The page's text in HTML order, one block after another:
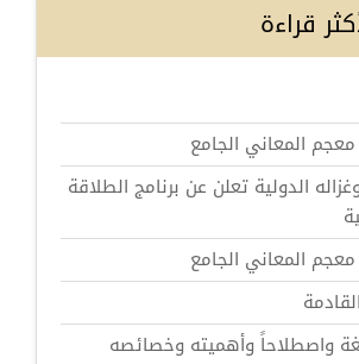
قراءة
المعاني الجامع
الدولية تعلن عن برنامج الطلاقة
المعاني الجامع
واصطلاحاً وأهميته وخصائصه